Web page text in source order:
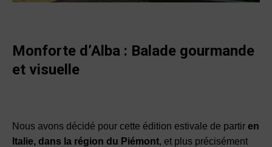
Monforte d’Alba : Balade gourmande
et visuelle
Nous avons décidé pour cette édition estivale de partir en
Italie, dans la région du Piémont, et plus précisément